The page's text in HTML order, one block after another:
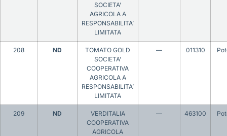
SOCIETA’
AGRICOLA A
RESPONSABILITA’
LIMITATA
208 ND
TOMATO GOLD
SOCIETA’
COOPERATIVA
AGRICOLA A
RESPONSABILITA’
LIMITATA
— 011310
209 ND
VERDITALIA
COOPERATIVA
AGRICOLA
— 463100